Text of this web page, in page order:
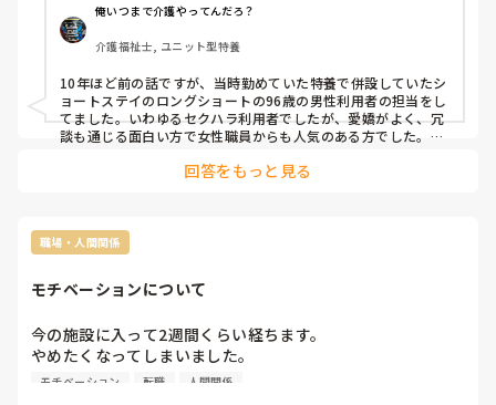
俺いつまで介護やってんだろ？
介護福祉士, ユニット型特養
10年ほど前の話ですが、当時勤めていた特養で併設していたシ
ョートステイのロングショートの96歳の男性利用者の担当をし
てました。いわゆるセクハラ利用者でしたが、愛嬌がよく、冗
談も通じる面白い方で女性職員からも人気のある方でした。
利用者「おい、ちょっとお尻触らせてくれよ」
に俺のケツも触って来たので「俺男だよ！？」と伝えたとこ
ろ、「若けりゃ男も女も関係ない！！」とかおっしゃる方でし
はできない為、俺の私物としてシリコンでできたCカップの胸
と。
当時、主任からは「それが理由でセクハラを助長してしまうか
もしれないが、本物ではないのでありかもしれない。ただ興奮
して血圧が上がる可能性もあるから、必ず付き添ってくださ
回答をもっと見る
職場・人間関係
モチベーションについて
今の施設に入って2週間くらい経ちます。
やめたくなってしまいました。
特養希望だったのにその中のショートステイ配属になりまし
モチベーション 転職 人間関係